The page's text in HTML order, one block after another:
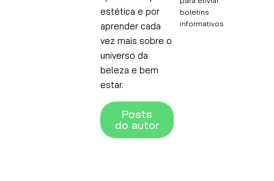
estética e por
aprender cada
vez mais sobre o
universo da
beleza e bem
estar.
Posts
do autor
boletins
informativos